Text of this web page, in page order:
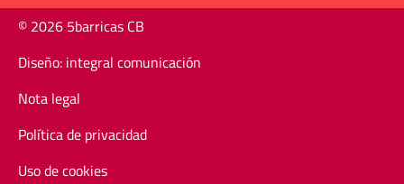
© 2026 5barricas CB
Diseño: integral comunicación
Nota legal
Política de privacidad
Uso de cookies